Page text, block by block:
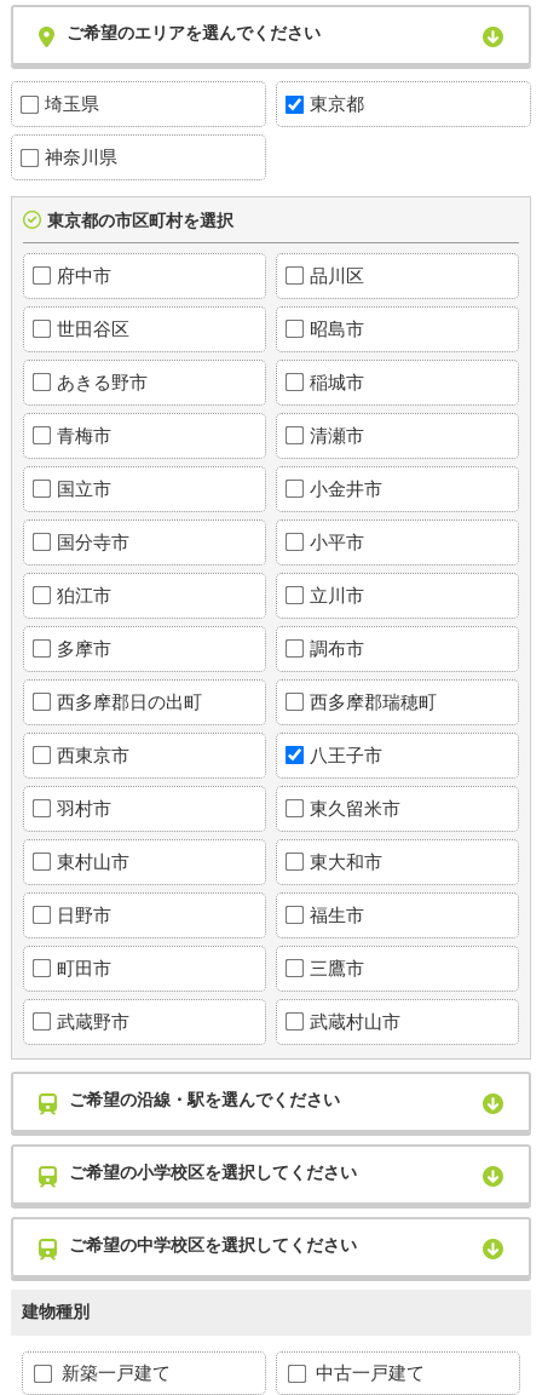
ご希望のエリアを選んでください
埼玉県 東京都
神奈川県
東京都の市区町村を選択
府中市 品川区
世田谷区 昭島市
あきる野市 稲城市
青梅市 清瀬市
国立市 小金井市
国分寺市 小平市
狛江市 立川市
多摩市 調布市
西多摩郡日の出町 西多摩郡瑞穂町
西東京市 八王子市
羽村市 東久留米市
東村山市 東大和市
日野市 福生市
町田市 三鷹市
武蔵野市 武蔵村山市
ご希望の沿線・駅を選んでください
ご希望の小学校区を選択してください
ご希望の中学校区を選択してください
建物種別
新築一戸建て 中古一戸建て